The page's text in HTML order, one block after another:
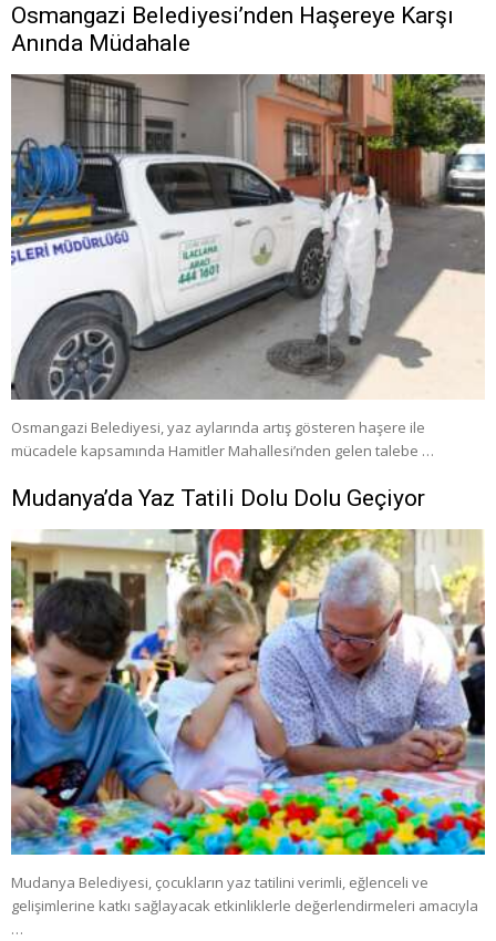
Osmangazi Belediyesi’nden Haşereye Karşı
Anında Müdahale
Osmangazi Belediyesi, yaz aylarında artış gösteren haşere ile
mücadele kapsamında Hamitler Mahallesi’nden gelen talebe …
Mudanya’da Yaz Tatili Dolu Dolu Geçiyor
Mudanya Belediyesi, çocukların yaz tatilini verimli, eğlenceli ve
gelişimlerine katkı sağlayacak etkinliklerle değerlendirmeleri amacıyla
…